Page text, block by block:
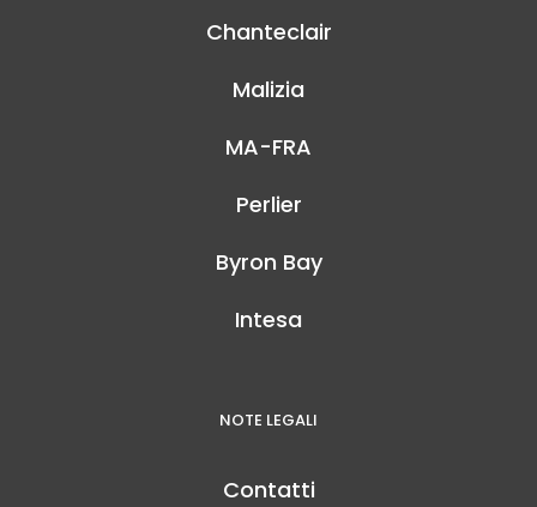
Chanteclair
Malizia
MA-FRA
Perlier
Byron Bay
Intesa
NOTE LEGALI
Contatti